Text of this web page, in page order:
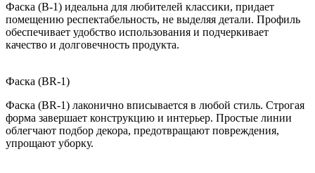
Фаска (B-1) идеальна для любителей классики, придает
помещению респектабельность, не выделяя детали. Профиль
обеспечивает удобство использования и подчеркивает
качество и долговечность продукта.
Фаска (BR-1)
Фаска (BR-1) лаконично вписывается в любой стиль. Строгая
форма завершает конструкцию и интерьер. Простые линии
облегчают подбор декора, предотвращают повреждения,
упрощают уборку.